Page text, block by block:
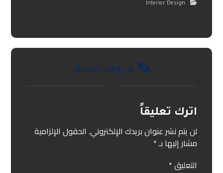
Interior Design
لا يوجد تعليق
اترك تعليقاً
لن يتم نشر عنوان بريدك الإلكتروني. الحقول الإلزامية
مشار إليها بـ*
التعليق*